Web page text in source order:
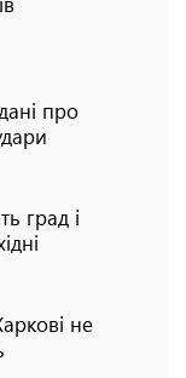
про
град і
не